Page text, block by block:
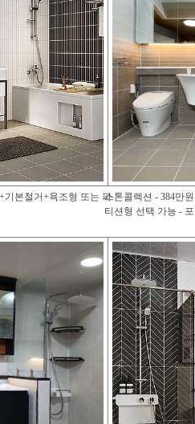
기본철거+욕조형 또는 파스톤콜렉션 - 384만
티션형 선택 가능 -